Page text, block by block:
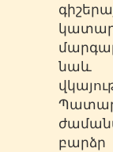
նաև